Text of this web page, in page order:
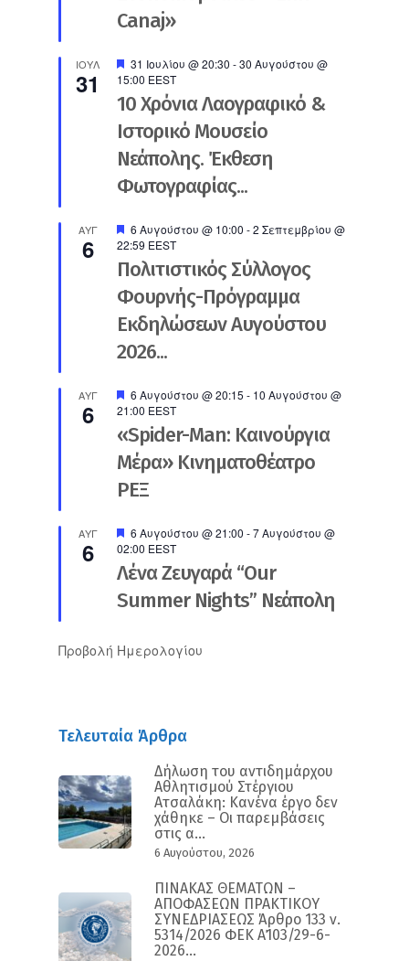
Canaj»
ΙΟΎΛ
31
Προτεινόμενο
31 Ιουλίου @ 20:30 -30 Αυγούστου @
15:00 EEST
10 Χρόνια Λαογραφικό &
Ιστορικό Μουσείο
Νεάπολης. Έκθεση
Φωτογραφίας...
ΑΥΓ
6
Προτεινόμενο
6 Αυγούστου @ 10:00 -2 Σεπτεμβρίου @
22:59 EEST
Πολιτιστικός Σύλλογος
Φουρνής-Πρόγραμμα
Εκδηλώσεων Αυγούστου
2026...
ΑΥΓ
6
Προτεινόμενο
6 Αυγούστου @ 20:15 - 10 Αυγούστου @
21:00 EEST
«Spider-Man: Καινούργια
Μέρα» Κινηματοθέατρο
ΡΕΞ
ΑΥΓ
6
Προτεινόμενο
6 Αυγούστου @ 21:00 -7 Αυγούστου @
02:00 EEST
Λένα Ζευγαρά “Our
Summer Nights” Νεάπολη
Προβολή Ημερολογίου
Τελευταία Άρθρα
Δήλωση του αντιδημάρχου
Αθλητισμού Στέργιου
Ατσαλάκη: Κανένα έργο δεν
χάθηκε – Οι παρεμβάσεις
στις α...
6 Αυγούστου, 2026
ΠΙΝΑΚΑΣ ΘΕΜΑΤΩΝ –
ΑΠΟΦΑΣΕΩΝ ΠΡΑΚΤΙΚΟΥ
ΣΥΝΕΔΡΙΑΣΕΩΣ Άρθρο 133 ν.
5314/2026 ΦΕΚ Α΄103/29-6-
2026...